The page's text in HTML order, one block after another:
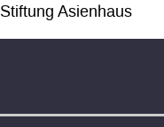
Stiftung Asienhaus